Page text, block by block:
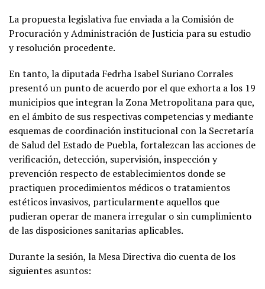
La propuesta legislativa fue enviada a la Comisión de
Procuración y Administración de Justicia para su estudio
y resolución procedente.
En tanto, la diputada Fedrha Isabel Suriano Corrales
presentó un punto de acuerdo por el que exhorta a los 19
municipios que integran la Zona Metropolitana para que,
en el ámbito de sus respectivas competencias y mediante
esquemas de coordinación institucional con la Secretaría
de Salud del Estado de Puebla, fortalezcan las acciones de
verificación, detección, supervisión, inspección y
prevención respecto de establecimientos donde se
practiquen procedimientos médicos o tratamientos
estéticos invasivos, particularmente aquellos que
pudieran operar de manera irregular o sin cumplimiento
de las disposiciones sanitarias aplicables.
Durante la sesión, la Mesa Directiva dio cuenta de los
siguientes asuntos: